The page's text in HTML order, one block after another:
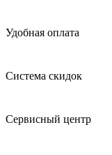
Удобная оплата
Система скидок
Сервисный центр